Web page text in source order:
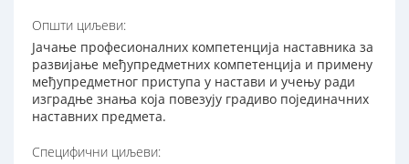
Општи циљеви:
Јачање професионалних компетенција наставника за
развијање међупредметних компетенција и примену
међупредметног приступа у настави и учењу ради
изградње знања која повезују градиво појединачних
наставних предмета.
Специфични циљеви: